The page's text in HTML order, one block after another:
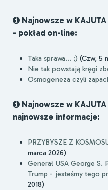
Najnowsze w
- pokład on-line:
Taka sprawa... ;) (Czw, 5
Nie tak powstają kręgi
Osmogeneza czyli
Najnowsze w
najnowsze informacje:
PRZYBYSZE Z
marca 2026)
Generał USA George S.
Trump - jesteśmy tego
2018)